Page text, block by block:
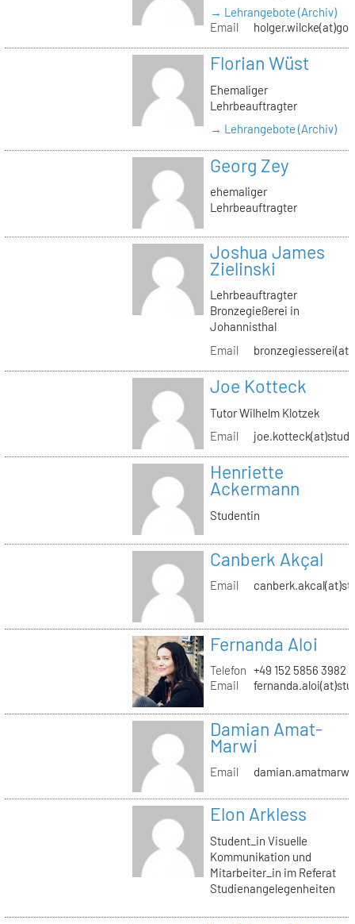
→ Lehrangebote (Archiv)
Email
Florian Wüst
Ehemaliger
Lehrbeauftragter
→ Lehrangebote (Archiv)
Georg Zey
ehemaliger
Lehrbeauftragter
Joshua James
Zielinski
Lehrbeauftragter
Bronzegießerei in
Johannisthal
Email
Joe Kotteck
Tutor Wilhelm Klotzek
Email
Henriette
Ackermann
Studentin
Canberk Akçal
Email
Fernanda Aloi
Telefon +49 152 5856 3982
Email
Damian Amat-
Marwi
Email
Elon Arkless
Student_in Visuelle
Kommunikation und
Mitarbeiter_in im Referat
Studienangelegenheiten